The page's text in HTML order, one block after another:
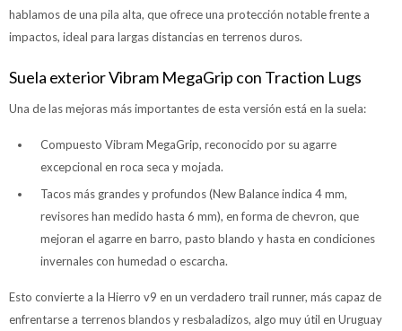
hablamos de una pila alta, que ofrece una protección notable frente a
impactos, ideal para largas distancias en terrenos duros.
Suela exterior Vibram MegaGrip con Traction Lugs
Una de las mejoras más importantes de esta versión está en la suela:
Compuesto Vibram MegaGrip, reconocido por su agarre
excepcional en roca seca y mojada.
Tacos más grandes y profundos (New Balance indica 4 mm,
revisores han medido hasta 6 mm), en forma de chevron, que
mejoran el agarre en barro, pasto blando y hasta en condiciones
invernales con humedad o escarcha.
Esto convierte a la Hierro v9 en un verdadero trail runner, más capaz de
enfrentarse a terrenos blandos y resbaladizos, algo muy útil en Uruguay